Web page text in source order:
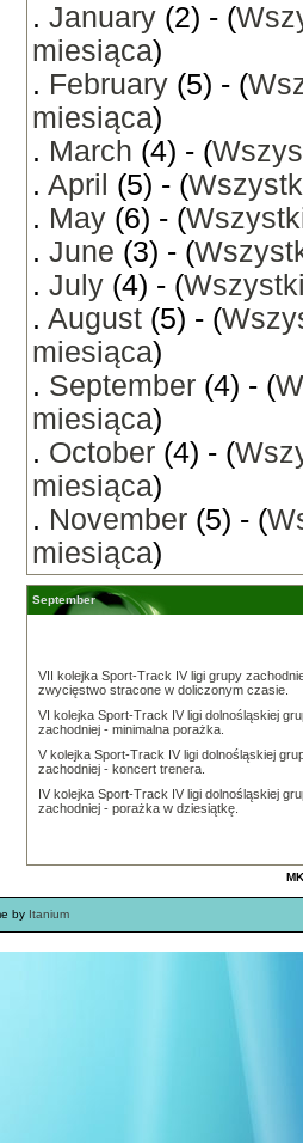
. January (2) - (
miesiąca)
. February (5) - (
miesiąca)
. March (4) - (
. April (5) - (
. May (6) - (
. June (3) - (
. July (4) - (
. August (5) - (
miesiąca)
. September (4) - (
miesiąca)
. October (4) - (
miesiąca)
. November (5) - (
miesiąca)
September
VII kolejka Sport-Track IV ligi grupy
zwycięstwo stracone w doliczonym czasie.
VI kolejka Sport-Track IV ligi dolnośląskiej
zachodniej - minimalna porażka.
V kolejka Sport-Track IV ligi dolnośląskiej
zachodniej - koncert trenera.
IV kolejka Sport-Track IV ligi dolnośląskiej
zachodniej - porażka w dziesiątkę.
by Itanium